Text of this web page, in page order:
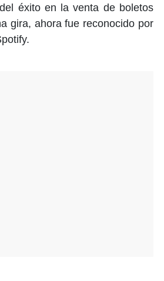
éxito en la venta de boletos
gira, ahora fue reconocido por